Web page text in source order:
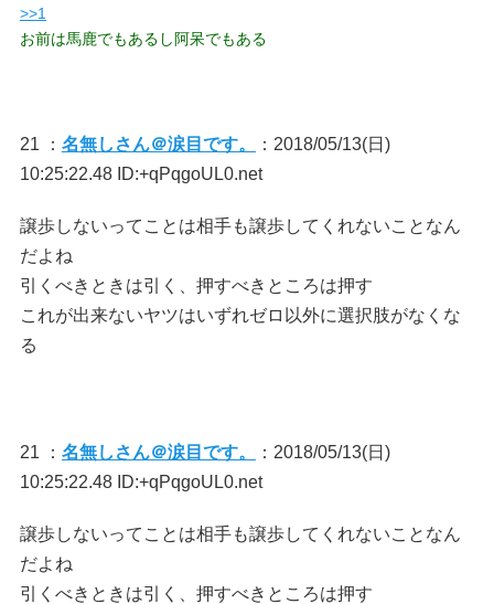
>>1
お前は馬鹿でもあるし阿呆でもある
21 ： 名無しさん＠涙目です。
：2018/05/13(日)
10:25:22.48 ID:+qPqgoUL0.net
譲歩しないってことは相手も譲歩してくれないことなん
だよね
引くべきときは引く、押すべきところは押す
これが出来ないヤツはいずれゼロ以外に選択肢がなくな
る
21 ： 名無しさん＠涙目です。
：2018/05/13(日)
10:25:22.48 ID:+qPqgoUL0.net
譲歩しないってことは相手も譲歩してくれないことなん
だよね
引くべきときは引く、押すべきところは押す